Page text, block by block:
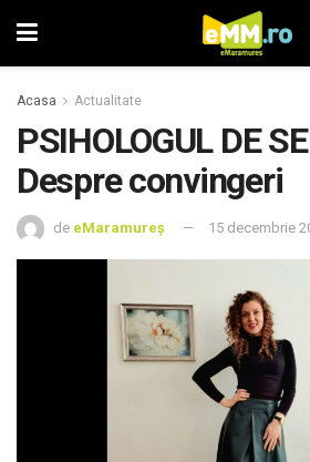
Acasa Actualitate
PSIHOLOGUL DE
Despre convingeri
de eMaramureș 15 decembrie